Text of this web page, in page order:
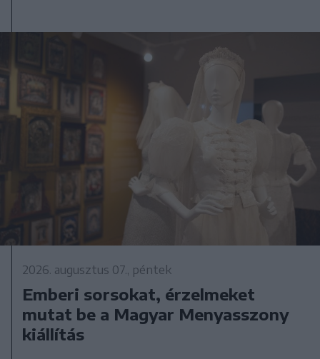
2026. augusztus 07., péntek
Emberi sorsokat, érzelmeket
mutat be a Magyar Menyasszony
kiállítás